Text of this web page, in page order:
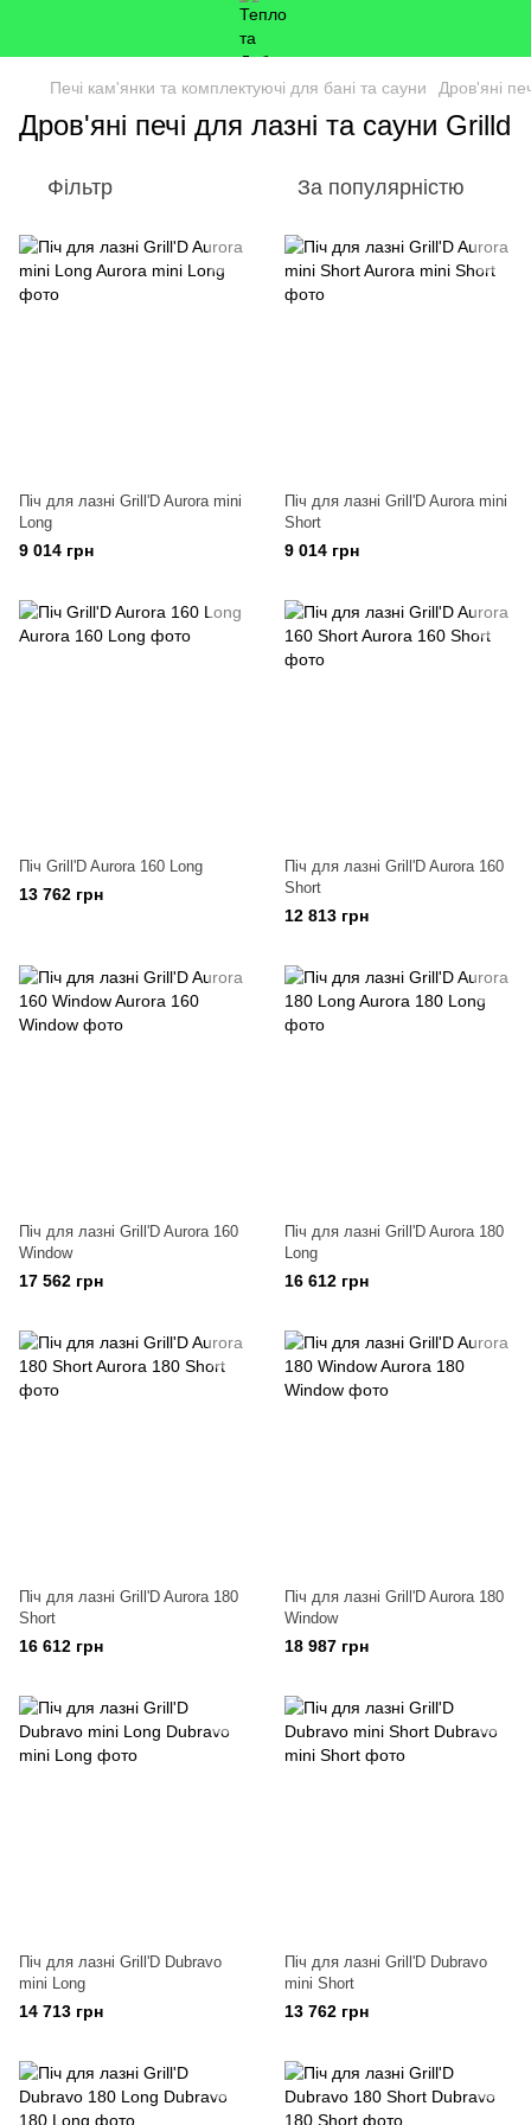
Печі кам'янки та комплектуючі для бані та сауни Дров'яні
Дров'яні печі для лазні та сауни Grilld
Фільтр За популярністю
Піч для лазні Grill'D Aurora mini
Long
9 014 грн
Піч для лазні Grill'D Aurora mini
Short
9 014 грн
Піч Grill'D Aurora 160 Long
13 762 грн
Піч для лазні Grill'D Aurora 160
Short
12 813 грн
Піч для лазні Grill'D Aurora 160
Window
17 562 грн
Піч для лазні Grill'D Aurora 180
Long
16 612 грн
Піч для лазні Grill'D Aurora 180
Short
16 612 грн
Піч для лазні Grill'D Aurora 180
Window
18 987 грн
Піч для лазні Grill'D Dubravo
mini Long
14 713 грн
Піч для лазні Grill'D Dubravo
mini Short
13 762 грн